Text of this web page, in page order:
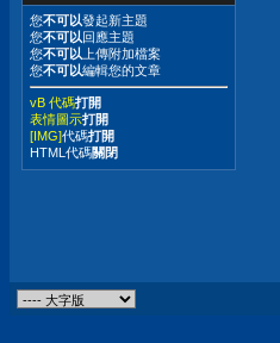
您不可以發起新主題
您不可以回應主題
您不可以 上傳附加檔案
您不可以編輯您的文章
vB 代碼打開
表情圖示打開
[IMG]代碼打開
HTML代碼關閉